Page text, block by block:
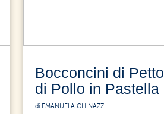
Bocconcini di Petto
di Pollo in Pastella
di EMANUELA GHINAZZI